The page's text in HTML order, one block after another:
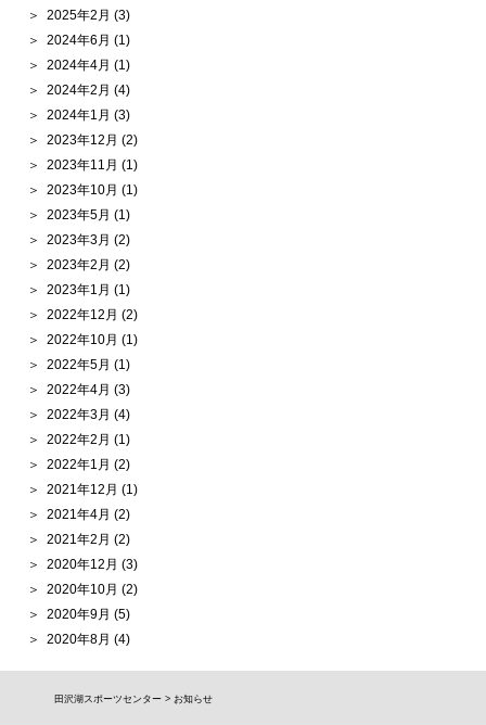
2025年2月(3)
2024年6月(1)
2024年4月(1)
2024年2月(4)
2024年1月(3)
2023年12月(2)
2023年11月(1)
2023年10月(1)
2023年5月(1)
2023年3月(2)
2023年2月(2)
2023年1月(1)
2022年12月(2)
2022年10月(1)
2022年5月(1)
2022年4月(3)
2022年3月(4)
2022年2月(1)
2022年1月(2)
2021年12月(1)
2021年4月(2)
2021年2月(2)
2020年12月(3)
2020年10月(2)
2020年9月(5)
2020年8月(4)
田沢湖スポーツセンター > お知らせ